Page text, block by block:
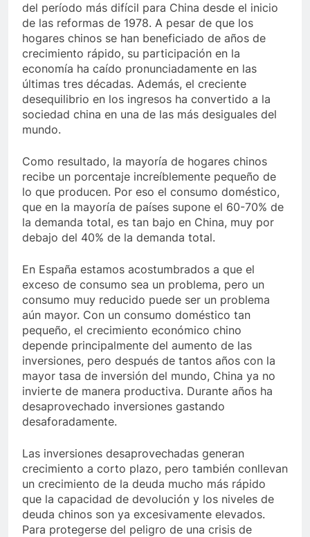
del período más difícil para China desde el inicio
de las reformas de 1978. A pesar de que los
hogares chinos se han beneficiado de años de
crecimiento rápido, su participación en la
economía ha caído pronunciadamente en las
últimas tres décadas. Además, el creciente
desequilibrio en los ingresos ha convertido a la
sociedad china en una de las más desiguales del
mundo.
Como resultado, la mayoría de hogares chinos
recibe un porcentaje increíblemente pequeño de
lo que producen. Por eso el consumo doméstico,
que en la mayoría de países supone el 60-70% de
la demanda total, es tan bajo en China, muy por
debajo del 40% de la demanda total.
En España estamos acostumbrados a que el
exceso de consumo sea un problema, pero un
consumo muy reducido puede ser un problema
aún mayor. Con un consumo doméstico tan
pequeño, el crecimiento económico chino
depende principalmente del aumento de las
inversiones, pero después de tantos años con la
mayor tasa de inversión del mundo, China ya no
invierte de manera productiva. Durante años ha
desaprovechado inversiones gastando
desaforadamente.
Las inversiones desaprovechadas generan
crecimiento a corto plazo, pero también conllevan
un crecimiento de la deuda mucho más rápido
que la capacidad de devolución y los niveles de
deuda chinos son ya excesivamente elevados.
Para protegerse del peligro de una crisis de